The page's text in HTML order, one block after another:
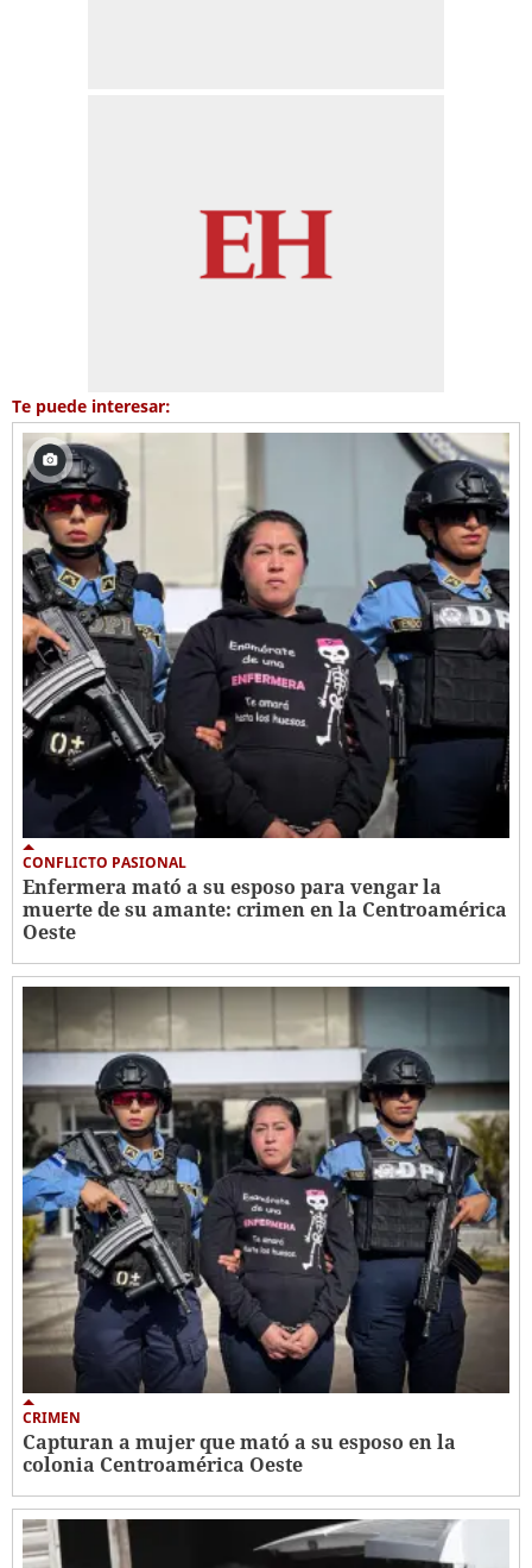
Te puede interesar:
CONFLICTO PASIONAL
Enfermera mató a su esposo para vengar la
muerte de su amante: crimen en la Centroamérica
Oeste
CRIMEN
Capturan a mujer que mató a su esposo en la
colonia Centroamérica Oeste